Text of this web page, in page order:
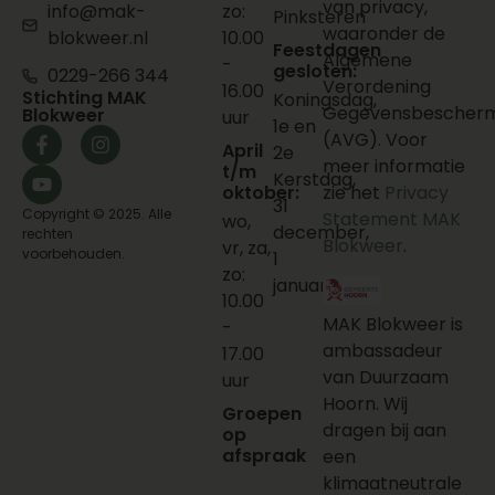
info@mak-
blokweer.nl
0229-266 344
Stichting MAK
Blokweer
Copyright © 2025. Alle
rechten
voorbehouden.
zo:
10.00
-
16.00
uur
April
t/m
oktober:
wo,
vr, za,
zo:
10.00
-
17.00
uur
Groepen
op
afspraak
Pinksteren
Feestdagen
gesloten:
Koningsdag,
1e en
2e
Kerstdag,
31
december,
1
januari
van privacy,
waaronder de
Algemene
Verordening
(AVG). Voor
meer informatie
zie het Privacy
Statement MAK
Blokweer.
MAK Blokweer is
ambassadeur
van Duurzaam
Hoorn. Wij
dragen bij aan
een
klimaatneutrale